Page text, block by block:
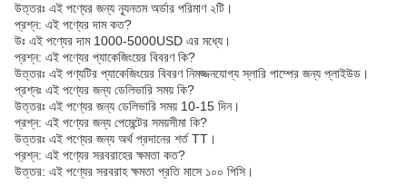
উত্তরঃ এই পণ্যের জন্য ন্যূনতম অর্ডার পরিমাণ ২টি।
প্রশ্ন: এই পণ্যের দাম কত?
উঃ এই পণ্যের দাম 1000-5000USD এর মধ্যে।
প্রশ্ন: এই পণ্যের প্যাকেজিংয়ের বিবরণ কি?
উত্তরঃ এই পণ্যটির প্যাকেজিংয়ের বিবরণ নিমজ্জনযোগ্য স্লারি পাম্পের জন্য প্লাইউড।
প্রশ্নঃ এই পণ্যের জন্য ডেলিভারি সময় কি?
উত্তরঃ এই পণ্যের জন্য ডেলিভারি সময় 10-15 দিন।
প্রশ্ন: এই পণ্যের জন্য পেমেন্টের সময়সীমা কি?
উত্তরঃ এই পণ্যের জন্য অর্থ প্রদানের শর্ত TT।
প্রশ্ন: এই পণ্যের সরবরাহের ক্ষমতা কত?
উত্তর: এই পণ্যের সরবরাহ ক্ষমতা প্রতি মাসে ১০০ পিসি।